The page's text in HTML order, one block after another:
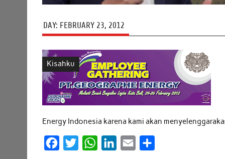
DAY: FEBRUARY 23, 2012
Kisahku
Energy Indonesia karena kami akan
W